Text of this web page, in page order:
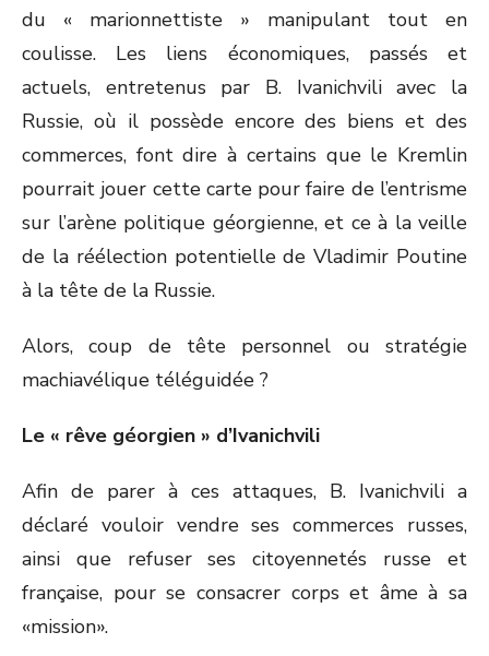
du « marionnettiste » manipulant tout en
coulisse. Les liens économiques, passés et
actuels, entretenus par B. Ivanichvili avec la
Russie, où il possède encore des biens et des
commerces, font dire à certains que le Kremlin
pourrait jouer cette carte pour faire de l’entrisme
sur l’arène politique géorgienne, et ce à la veille
de la réélection potentielle de Vladimir Poutine
à la tête de la Russie.
Alors, coup de tête personnel ou stratégie
machiavélique téléguidée ?
Le « rêve géorgien » d’Ivanichvili
Afin de parer à ces attaques, B. Ivanichvili a
déclaré vouloir vendre ses commerces russes,
ainsi que refuser ses citoyennetés russe et
française, pour se consacrer corps et âme à sa
«mission».